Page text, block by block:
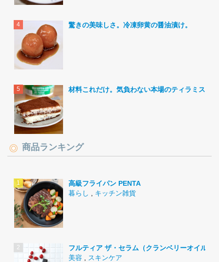
驚きの美味しさ。冷凍卵黄の醤油漬け。
材料これだけ。気負わない本場のティラミス。
商品ランキング
高級フライパン PENTA
暮らし
キッチン雑貨
フルティア ザ・セラム（クランベリーオイル）
美容
スキンケア